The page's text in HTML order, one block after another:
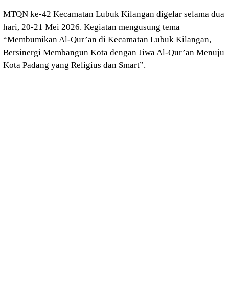
MTQN ke-42 Kecamatan Lubuk Kilangan digelar selama dua
hari, 20-21 Mei 2026. Kegiatan mengusung tema
“Membumikan Al-Qur’an di Kecamatan Lubuk Kilangan,
Bersinergi Membangun Kota dengan Jiwa Al-Qur’an Menuju
Kota Padang yang Religius dan Smart”.